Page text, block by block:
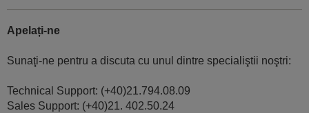
Apelați-ne
Sunaţi-ne pentru a discuta cu unul dintre specialiştii noştri:
Technical Support: (+40)21.794.08.09
Sales Support: (+40)21. 402.50.24